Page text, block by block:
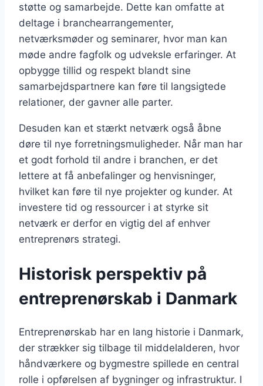
støtte og samarbejde. Dette kan omfatte at
deltage i branchearrangementer,
netværksmøder og seminarer, hvor man kan
møde andre fagfolk og udveksle erfaringer. At
opbygge tillid og respekt blandt sine
samarbejdspartnere kan føre til langsigtede
relationer, der gavner alle parter.
Desuden kan et stærkt netværk også åbne
døre til nye forretningsmuligheder. Når man har
et godt forhold til andre i branchen, er det
lettere at få anbefalinger og henvisninger,
hvilket kan føre til nye projekter og kunder. At
investere tid og ressourcer i at styrke sit
netværk er derfor en vigtig del af enhver
entreprenørs strategi.
Historisk perspektiv på
entreprenørskab i Danmark
Entreprenørskab har en lang historie i Danmark,
der strækker sig tilbage til middelalderen, hvor
håndværkere og bygmestre spillede en central
rolle i opførelsen af bygninger og infrastruktur. I